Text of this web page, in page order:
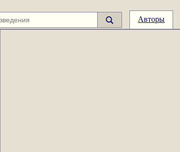
Авторы